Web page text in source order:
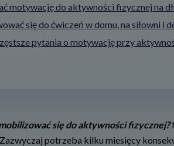
motywację do aktywności fizycznej na
się do ćwiczeń w domu, na siłowni i
pytania o motywację przy
się do aktywności fizycznej?
potrzeba kilku miesięcy